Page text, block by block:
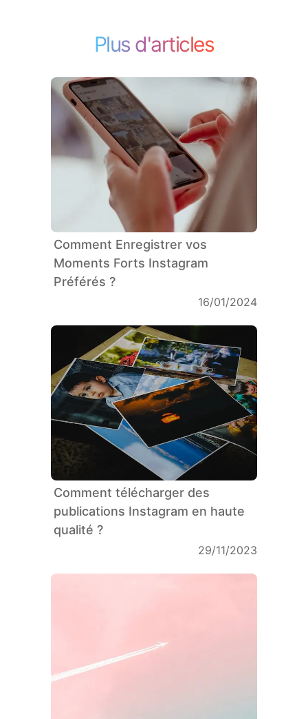
Plus d'articles
Comment Enregistrer vos
Moments Forts Instagram
Préférés ?
16/01/2024
Comment télécharger des
publications Instagram en haute
qualité ?
29/11/2023